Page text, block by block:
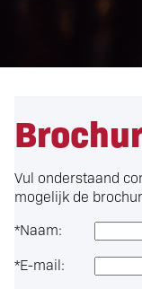
Vul onderstaand
mogelijk de
*Naam:
*E-mail: